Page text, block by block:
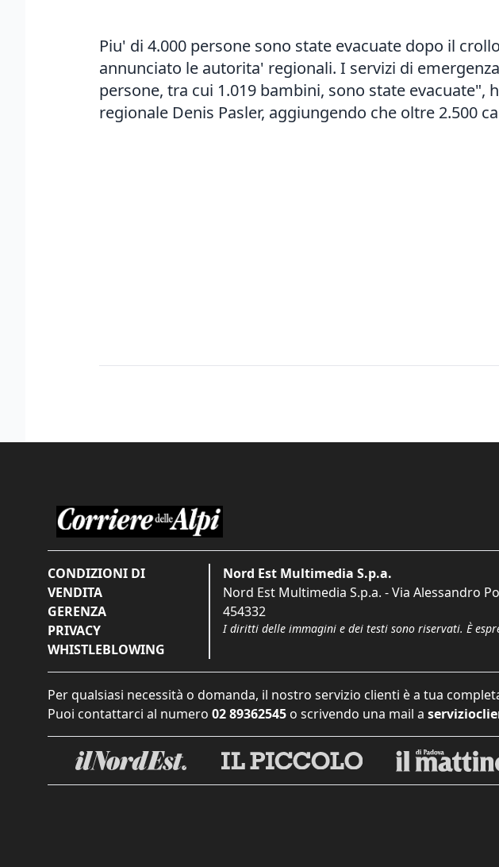
Piu' di 4.000 persone sono state evacuate dopo il
annunciato le autorita' regionali. I servizi di
persone, tra cui 1.019 bambini, sono state
regionale Denis Pasler, aggiungendo che oltre 2.500
CONDIZIONI DI
VENDITA
GERENZA
PRIVACY
WHISTLEBLOWING
Nord Est Multimedia S.p.a.
Nord Est Multimedia S.p.a. - Via Alessandro
454332
I diritti delle immagini e dei testi sono riservati. È
Per qualsiasi necessità o domanda, il nostro servizio clienti è a tua
Puoi contattarci al numero 02 89362545 o scrivendo una mail a